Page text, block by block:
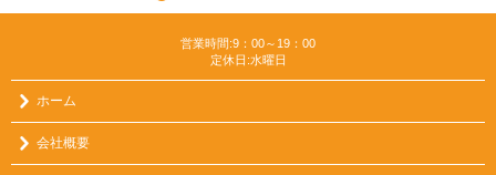
営業時間:9：00～19：00
定休日:水曜日
ホーム
会社概要